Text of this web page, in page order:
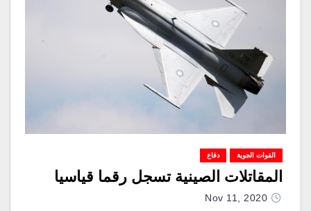
القوات الجوية دفاع
المقاتلات الصينية تسجل رقما قياسيا
Nov 11, 2020